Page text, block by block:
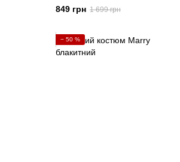
849 грн 1 699 грн
− 50 %